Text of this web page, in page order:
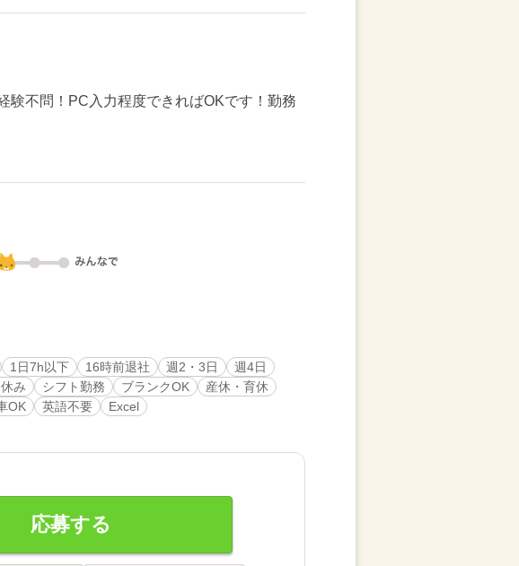
験不問！PC入力程度できればOKです！勤務
1日7h以下 16時前退社 週2・3日
週4日
み シフト勤務 ブランクOK
産休・育休
OK 英語不要 Excel
応募する